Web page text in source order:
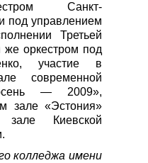
Санкт-
под управлением
Третьей
оркестром под
участие в
современной
— 2009»,
зале «Эстония»
Киевской
колледжа имени